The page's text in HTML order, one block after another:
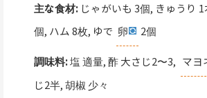
主な食材: じゃがいも 3個, きゅうり
個, ハム 8枚, ゆで 卵 2個
調味料:塩 適量, 酢 大さじ2〜3, マヨ
じ2半, 胡椒 少々